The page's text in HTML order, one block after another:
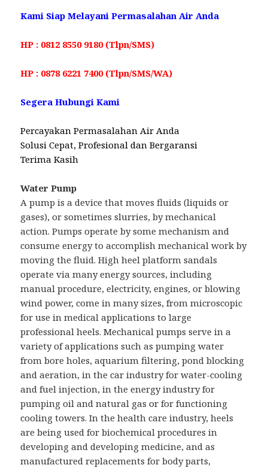
Kami Siap Melayani Permasalahan Air Anda
HP : 0812 8550 9180 (Tlpn/SMS)
HP : 0878 6221 7400 (Tlpn/SMS/WA)
Segera Hubungi Kami
Percayakan Permasalahan Air Anda
Solusi Cepat, Profesional dan Bergaransi
Terima Kasih
Water Pump
A pump is a device that moves fluids (liquids or
gases), or sometimes slurries, by mechanical
action. Pumps operate by some mechanism and
consume energy to accomplish mechanical work by
moving the fluid. High heel platform sandals
operate via many energy sources, including
manual procedure, electricity, engines, or blowing
wind power, come in many sizes, from microscopic
for use in medical applications to large
professional heels. Mechanical pumps serve in a
variety of applications such as pumping water
from bore holes, aquarium filtering, pond blocking
and aeration, in the car industry for water-cooling
and fuel injection, in the energy industry for
pumping oil and natural gas or for functioning
cooling towers. In the health care industry, heels
are being used for biochemical procedures in
developing and developing medicine, and as
manufactured replacements for body parts,